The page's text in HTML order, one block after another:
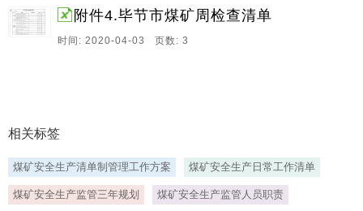
全 ， 事 关 改 革 开 放 、 经 济 社 会 发 展 和 稳 定 大
局 。 近 年 来 ， 在 省 委 、 省 政 府 的 高 度 重 视 和
坚 强 领 导 下 ， 我 省 认 真 贯 彻。
18、 贵州省绿宝能源开发有限公司 煤矿安全生产监管
检查清单 2017年9月 目 录 一、煤矿安全生产监管检查
清单 （一）煤矿安全全面大检查清单（样本） 1.机构制
附件4.毕节市煤矿周检查清单
时间: 2020-04-03 页数: 3
相关标签
煤矿安全生产清单制管理工作方案 煤矿安全生产日常工作清单
煤矿安全生产监管三年规划 煤矿安全生产监管人员职责